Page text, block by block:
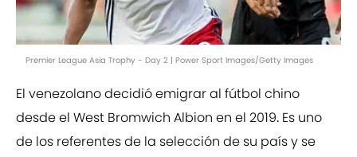
Premier League Asia Trophy - Day 2 | Power Sport Images/Getty Images
El venezolano decidió emigrar al fútbol chino
desde el West Bromwich Albion en el 2019. Es uno
de los referentes de la selección de su país y se